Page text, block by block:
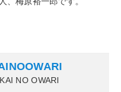
NO OWARI